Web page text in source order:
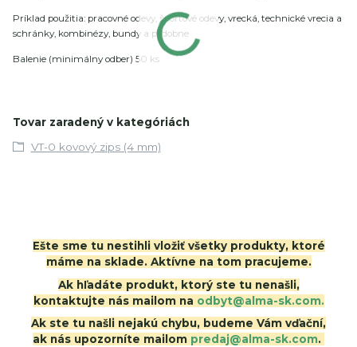
Príklad použitia: pracovné odevy, športové odevy, vrecká, technické vrecia a
schránky, kombinézy, bundy a podobne
Balenie (minimálny odber) 50 ks
Tovar zaradený v kategóriách
VT-0 kovový zips (4 mm)
Ešte sme tu nestihli vložiť všetky produkty, ktoré
máme na sklade. Aktívne na tom pracujeme.
Ak hľadáte produkt, ktorý ste tu nenašli,
kontaktujte nás mailom na odbyt@alma-sk.com.
Ak ste tu našli nejakú chybu, budeme Vám vďační,
ak nás upozorníte mailom predaj@alma-sk.com.